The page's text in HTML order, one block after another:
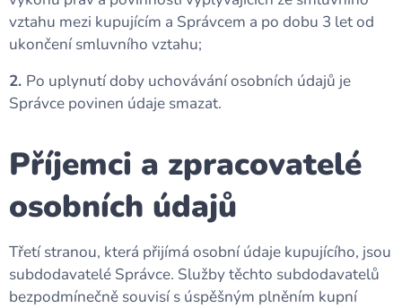
vztahu mezi kupujícím a Správcem a po dobu 3 let od
ukončení smluvního vztahu;
2. Po uplynutí doby uchovávání osobních údajů je
Správce povinen údaje smazat.
Příjemci a zpracovatelé
osobních údajů
Třetí stranou, která přijímá osobní údaje kupujícího, jsou
subdodavatelé Správce. Služby těchto subdodavatelů
bezpodmínečně souvisí s úspěšným plněním kupní